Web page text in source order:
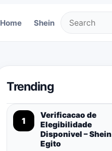
Home Shein
Search
Trending
1
Verificacao de
Elegibilidade
Disponivel – Shein
Egito